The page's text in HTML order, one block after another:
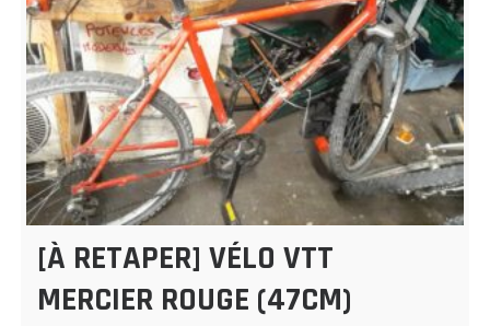
[À RETAPER] VÉLO VTT
MERCIER ROUGE (47CM)